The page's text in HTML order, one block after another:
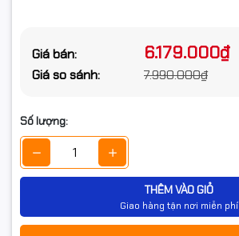
Giá bán: 6.179.000₫
Giá so sánh: 7.990.000₫
Số lượng:
THÊM VÀO GIỎ
Giao hàng tận nơi miễn phí